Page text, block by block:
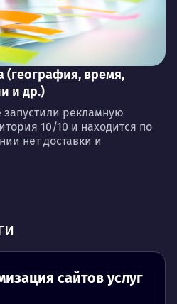
(география, время,
и др.)
запустили рекламную
10/10 и находится по
нет доставки и
сайтов услуг